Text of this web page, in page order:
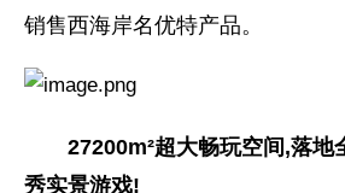
销售西海岸名优特产品。
27200m²超大畅玩空间,落地
秀实景游戏!